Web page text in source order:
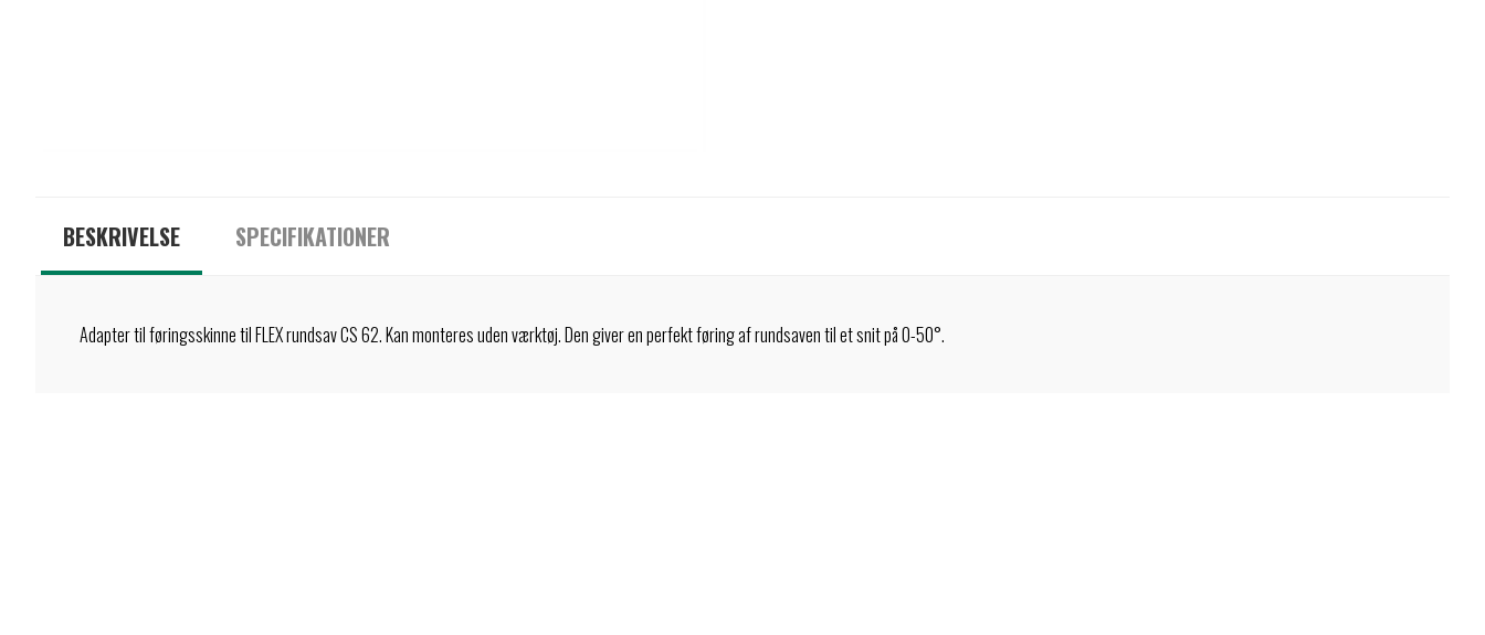
BESKRIVELSE SPECIFIKATIONER
Adapter til føringsskinne til FLEX rundsav CS 62. Kan monteres uden værktøj. Den giver en perfekt føring af rundsaven til et snit på 0-50°.